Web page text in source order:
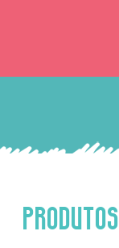
PRODUTOS